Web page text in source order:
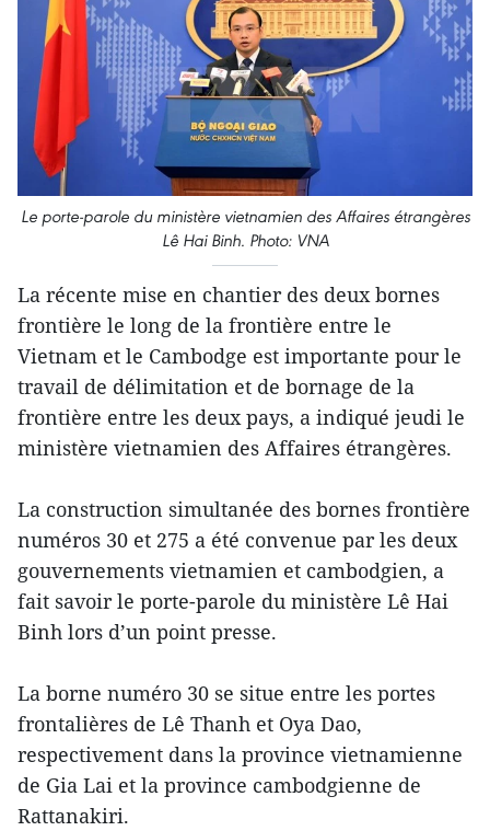
Le porte-parole du ministère vietnamien des Affaires étrangères
Lê Hai Binh. Photo: VNA
La récente mise en chantier des deux bornes
frontière le long de la frontière entre le
Vietnam et le Cambodge est importante pour le
travail de délimitation et de bornage de la
frontière entre les deux pays, a indiqué jeudi le
ministère vietnamien des Affaires étrangères.
La construction simultanée des bornes frontière
numéros 30 et 275 a été convenue par les deux
gouvernements vietnamien et cambodgien, a
fait savoir le porte-parole du ministère Lê Hai
Binh lors d’un point presse.
La borne numéro 30 se situe entre les portes
frontalières de Lê Thanh et Oya Dao,
respectivement dans la province vietnamienne
de Gia Lai et la province cambodgienne de
Rattanakiri.